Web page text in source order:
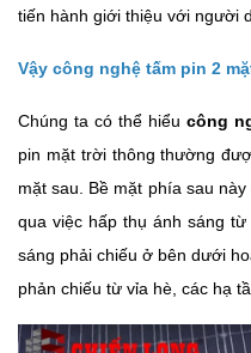
tiến hành giới thiệu với người
Vậy công nghệ tấm pin 2
Chúng ta có thể hiểu công
pin mặt trời thông thường
mặt sau. Bề mặt phía sau
qua việc hấp thụ ánh sáng
sáng phải chiếu ở bên dưới
phản chiếu từ vỉa hè, các hạ